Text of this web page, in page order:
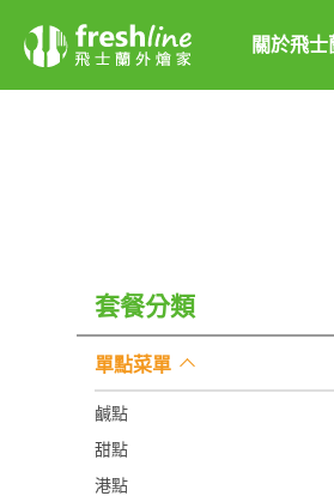
關於飛士
套餐分類
單點菜單
鹹點
甜點
港點